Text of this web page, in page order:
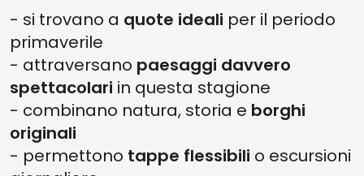
- si trovano a quote ideali per il periodo
primaverile
- attraversano paesaggi davvero
spettacolari in questa stagione
- combinano natura, storia e borghi
originali
- permettono tappe flessibili o escursioni